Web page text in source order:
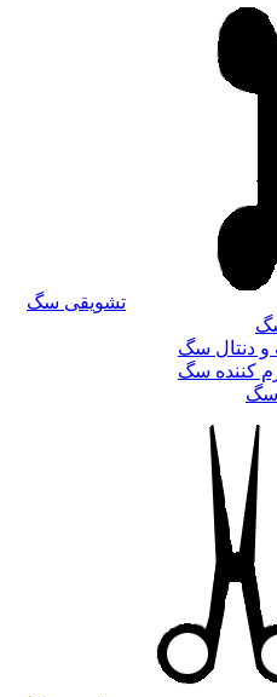
تشویقی سگ
دنتال سگ
کننده سگ
سگ